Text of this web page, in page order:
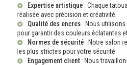
Expertise artistique : Chaque
réalisée avec précision et créativité.
Qualité des encres : Nous
pour garantir des couleurs éclatantes
Normes de sécurité : Notre salon
les plus strictes pour votre sécurité.
Engagement client : Nous